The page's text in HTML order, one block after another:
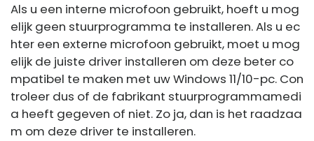
Als u een interne microfoon gebruikt, hoeft u mog
elijk geen stuurprogramma te installeren. Als u ec
hter een externe microfoon gebruikt, moet u mog
elijk de juiste driver installeren om deze beter co
mpatibel te maken met uw Windows 11/10-pc. Con
troleer dus of de fabrikant stuurprogrammamedi
a heeft gegeven of niet. Zo ja, dan is het raadzaa
m om deze driver te installeren.